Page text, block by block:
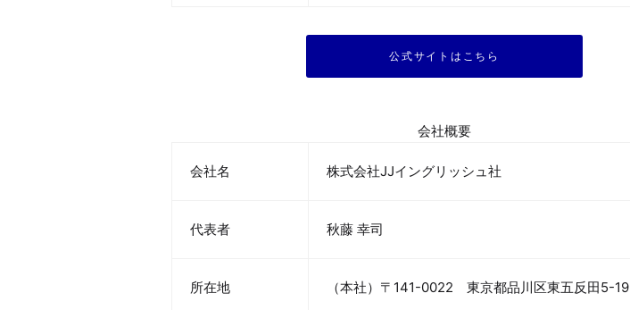
公式サイトはこちら
会社概要
会社名 株式会社JJイングリッシュ社
代表者 秋藤 幸司
所在地 （本社）〒141-0022　東京都品川区東五反田5-